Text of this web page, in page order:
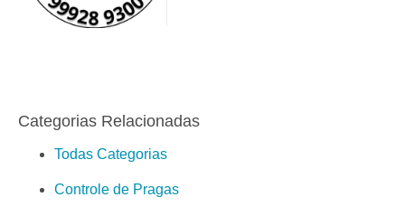
Categorias Relacionadas
Todas Categorias
Controle de Pragas